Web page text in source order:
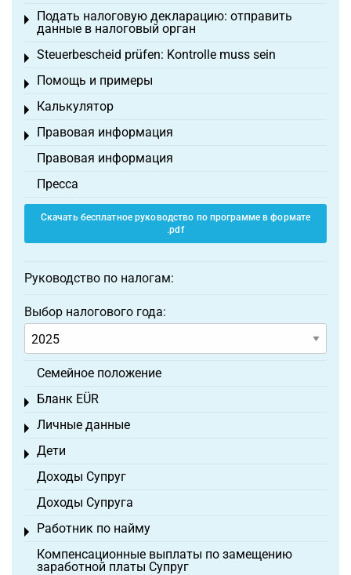
Подать налоговую декларацию: отправить
данные в налоговый орган
Toggle menu
Steuerbescheid prüfen: Kontrolle muss sein
Toggle menu
Помощь и примеры
Toggle menu
Калькулятор
Toggle menu
Правовая информация
Toggle menu
Правовая информация
Пресса
Скачать бесплатное руководство по программе в формате
.pdf
Руководство по налогам:
Выбор налогового года:
Семейное положение
Бланк EÜR
Toggle menu
Личные данные
Toggle menu
Дети
Toggle menu
Доходы Супруг
Доходы Супруга
Работник по найму
Toggle menu
Компенсационные выплаты по замещению
заработной платы Супруг